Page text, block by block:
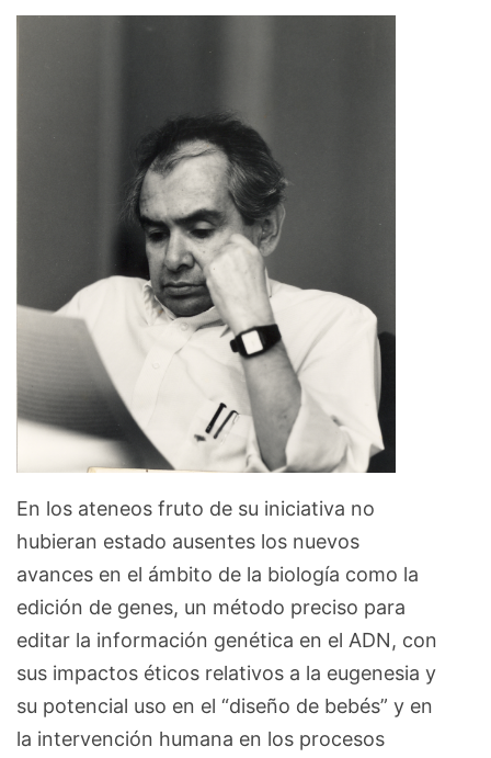
En los ateneos fruto de su iniciativa no
hubieran estado ausentes los nuevos
avances en el ámbito de la biología como la
edición de genes, un método preciso para
editar la información genética en el ADN, con
sus impactos éticos relativos a la eugenesia y
su potencial uso en el “diseño de bebés” y en
la intervención humana en los procesos